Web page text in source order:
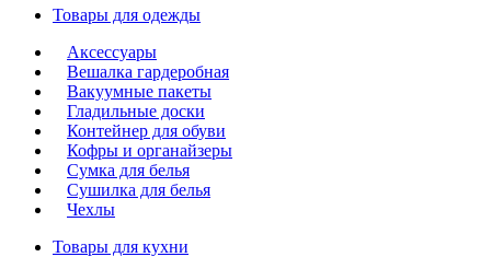
Товары для одежды
Аксессуары
Вешалка гардеробная
Вакуумные пакеты
Гладильные доски
Контейнер для обуви
Кофры и органайзеры
Сумка для белья
Сушилка для белья
Чехлы
Товары для кухни